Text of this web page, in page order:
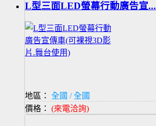
L型三面LED螢幕行動廣告宣...
地區：
全國 / 全國
價格： (來電洽詢)